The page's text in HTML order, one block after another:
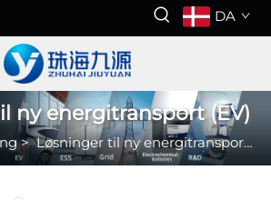
DA
ny energitransport (EV)
>Løsninger til ny energitransport (EV)